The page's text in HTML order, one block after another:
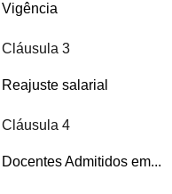
Vigência
Cláusula 3
Reajuste salarial
Cláusula 4
Docentes Admitidos em...